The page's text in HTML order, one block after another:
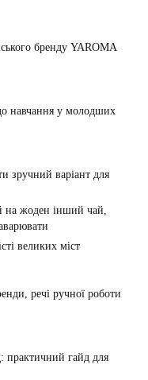
бренду YAROMA
навчання у молодших
зручний варіант для
на жоден інший чай,
великих міст
речі ручної роботи
практичний гайд для